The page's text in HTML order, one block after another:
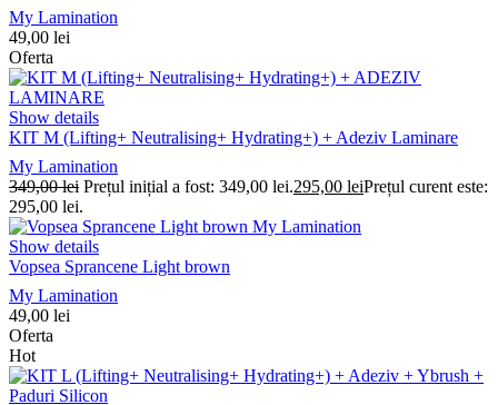
My Lamination
49,00 lei
Oferta
Show details
KIT M (Lifting+ Neutralising+ Hydrating+) + Adeziv Laminare
My Lamination
349,00lei Prețul inițial a fost: 349,00 lei.295,00 leiPrețul curent este:
295,00 lei.
Show details
Vopsea Sprancene Light brown
My Lamination
49,00 lei
Oferta
Hot